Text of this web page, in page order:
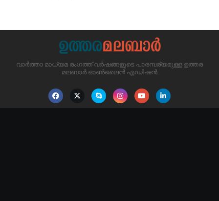
വാർത്താ മാധ്യമ രംഗത്ത് വർഷങ്ങളുടെ പാരമ്പര്യമുള്ള ഉത്തര
മലബാർ ഓൺലൈൻ എഡിഷൻ